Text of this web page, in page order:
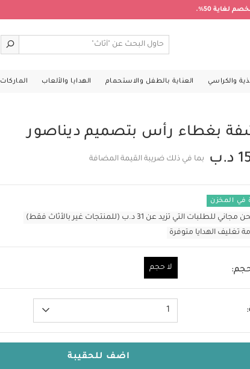
لغاية 50%.
والكراسي العناية بالطفل والاستحمام الهدايا والألعاب الماركات
بغطاء رأس بتصميم ديناصور
بما في ذلك ضريبة القيمة المضافة
في المخزن
للطلبات التي تزيد عن 31 د.ب (للمنتجات غير بالأثاث فقط)
تغليف الهدايا متوفرة
لا حجم
1
اضف للحقيبة